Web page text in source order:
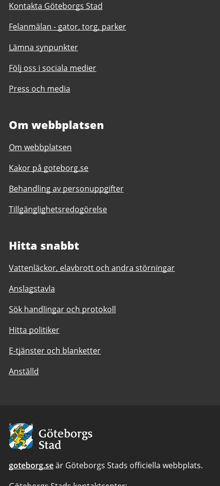
Kontakta Göteborgs Stad
Felanmälan - gator, torg, parker
Lämna synpunkter
Följ oss i sociala medier
Press och media
Om webbplatsen
Om webbplatsen
Kakor på goteborg.se
Behandling av personuppgifter
Tillgänglighetsredogörelse
Hitta snabbt
Vattenläckor, elavbrott och andra störningar
Anslagstavla
Sök handlingar och protokoll
Hitta politiker
E-tjänster och blanketter
Anställd
Avsändare:
Göteborgs
Stad
goteborg.seär Göteborgs Stads officiella webbplats.